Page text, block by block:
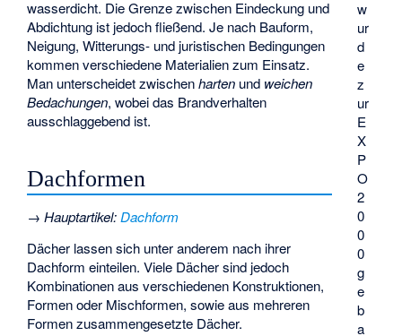
w
ur
d
e
z
ur
E
X
P
O
2
0
0
0
g
e
b
a
wasserdicht. Die Grenze zwischen Eindeckung und
Abdichtung ist jedoch fließend. Je nach Bauform,
Neigung, Witterungs- und juristischen Bedingungen
kommen verschiedene Materialien zum Einsatz.
Man unterscheidet zwischenharten und weichen
Bedachungen, wobei das Brandverhalten
ausschlaggebend ist.
Dachformen
→Hauptartikel:Dachform
Dächer lassen sich unter anderem nach ihrer
Dachform einteilen. Viele Dächer sind jedoch
Kombinationen aus verschiedenen Konstruktionen,
Formen oder Mischformen, sowie aus mehreren
Formen zusammengesetzte Dächer.